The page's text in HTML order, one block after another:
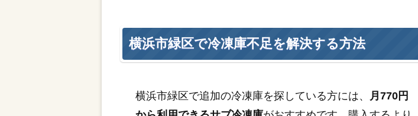
横浜市緑区で冷凍庫不足を解決する方法
横浜市緑区で追加の冷凍庫を探している方には、
月770円